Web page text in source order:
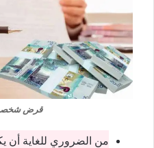
قرض شخصي
من الضروري للغاية